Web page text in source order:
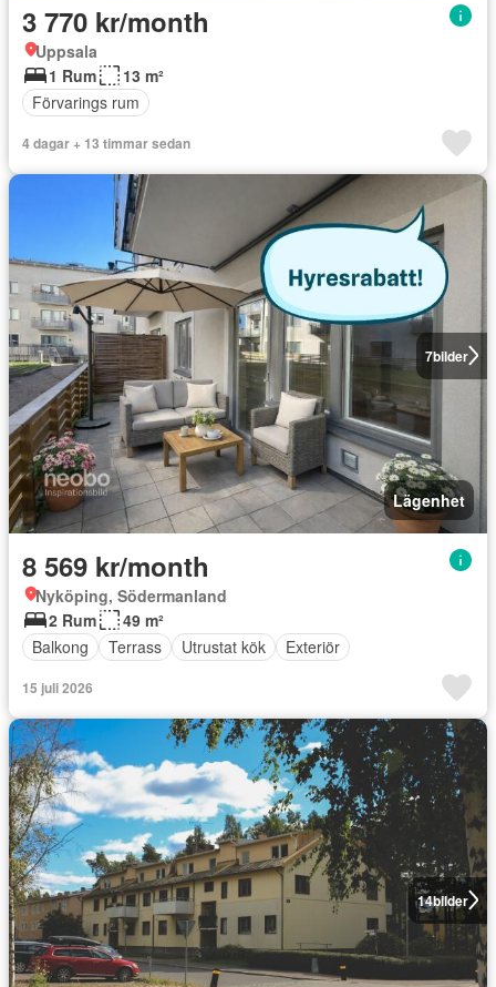
3 770 kr/month
Uppsala
1 Rum
13 m²
Förvarings rum
4 dagar + 13 timmar sedan
7bilder
Lägenhet
8 569 kr/month
Nyköping, Södermanland
2 Rum
49 m²
Balkong
Terrass Utrustat kök Exteriör
15 juli 2026
14bilder